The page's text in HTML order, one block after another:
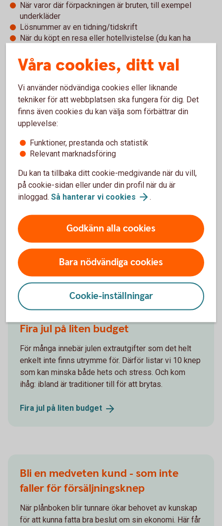
När varor där förpackningen är bruten, till exempel
underkläder
Lösnummer av en tidning/tidskrift
När du köpt en resa eller hotellvistelse (du kan ha
villkoren)
Presentkort och tillgodokvitto
Presentkort är en populär present att både ge och få. Men
det finns en del saker att tänka på och det är företaget som
Ett vanligt villkor är att du inte får byta in presentkortet mot
kontanter och att det har en begränsad giltighetstid. Så håll
koll på hur länge det gäller – presentkortet blir nämligen
värdelöst om du inte använder det i tid. Det kan även bli
värdelöst om företaget byter ägare eller går i konkurs.
Var också uppmärksam på att om du lämnar tillbaka en vara
och får ett tillgodokvitto, kan även det ha villkor som
begränsar hur och när du kan använda det.
Andra läser också
Fira jul på liten budget
För många innebär julen extrautgifter som det helt
enkelt inte finns utrymme för. Därför listar vi 10 knep
som kan minska både hets och stress. Och kom
ihåg: ibland är traditioner till för att brytas.
Fira jul på liten budget
Bli en medveten kund - som inte
faller för försäljningsknep
När plånboken blir tunnare ökar behovet av kunskap
för att kunna fatta bra beslut om sin ekonomi. Här får
Våra cookies, ditt val
Vi använder nödvändiga cookies eller liknande
tekniker för att webbplatsen ska fungera för dig. Det
finns även cookies du kan välja som förbättrar din
upplevelse:
Funktioner, prestanda och statistik
Relevant marknadsföring
Du kan ta tillbaka ditt cookie-medgivande när du vill,
på cookie-sidan eller under din profil när du är
inloggad. Så hanterar vi cookies .
Godkänn alla cookies
Bara nödvändiga cookies
Cookie-inställningar